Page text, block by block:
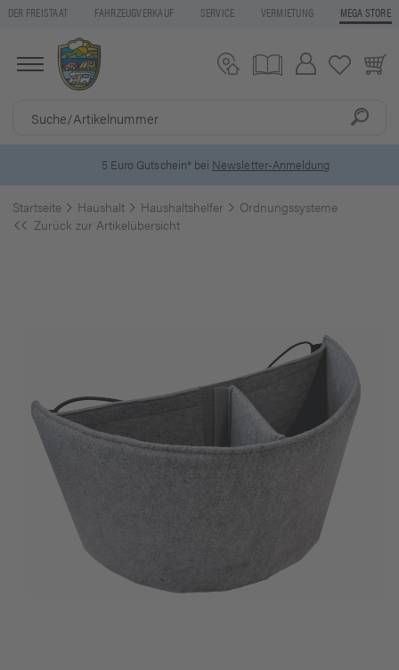
DER FREISTAAT FAHRZEUGVERKAUF SERVICE VERMIETUNG MEGA STORE
5 Euro Gutschein* beiNewsletter-Anmeldung
Startseite Haushalt Haushaltshelfer
Ordnungssysteme
Zurück zur Artikelübersicht